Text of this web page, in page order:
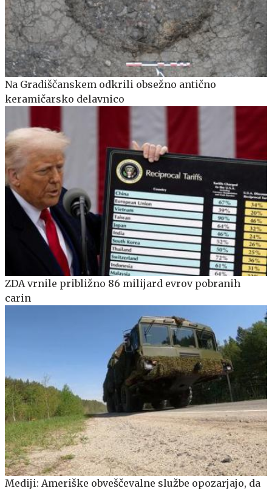
Na Gradiščanskem odkrili obsežno antično
keramičarsko delavnico
ZDA vrnile približno 86 milijard evrov pobranih
carin
Mediji: Ameriške obveščevalne službe opozarjajo, da